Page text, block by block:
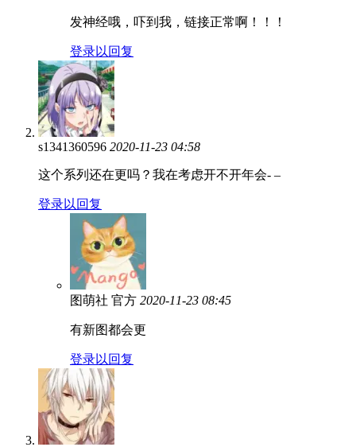
发神经哦，吓到我，链接正常啊！！！
登录以回复
s1341360596 2020-11-23 04:58
这个系列还在更吗？我在考虑开不开年会- –
登录以回复
图萌社 官方 2020-11-23 08:45
有新图都会更
登录以回复